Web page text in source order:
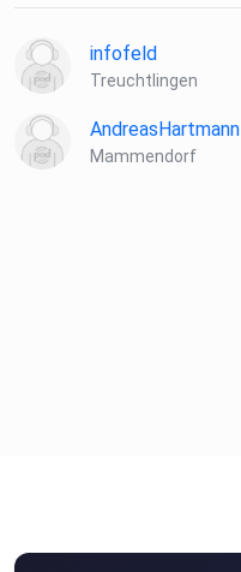
infofeld
Treuchtlingen
AndreasHartmann
Mammendorf